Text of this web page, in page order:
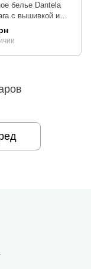
белье Dantela
с вышивкой и
покрывалом